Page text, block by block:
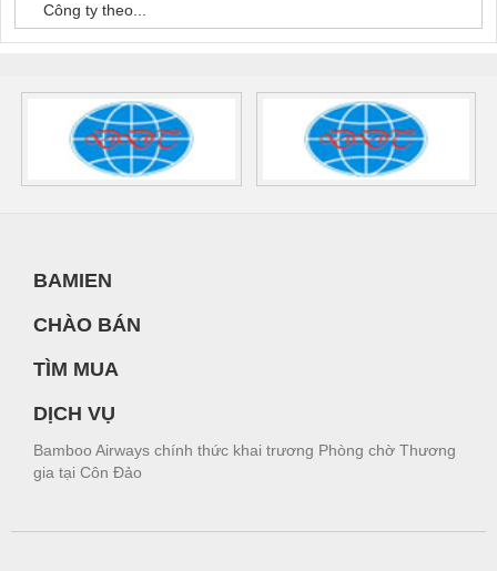
Công ty theo...
BAMIEN
CHÀO BÁN
TÌM MUA
DỊCH VỤ
Bamboo Airways chính thức khai trương Phòng chờ Thương
gia tại Côn Đảo